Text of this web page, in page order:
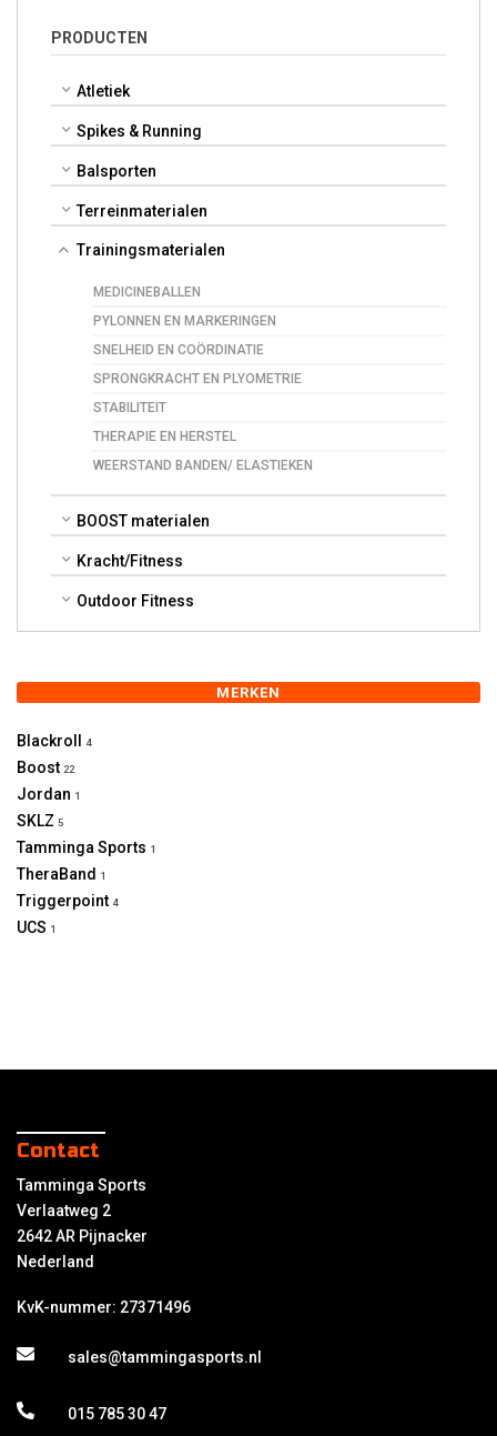
PRODUCTEN
Atletiek
Spikes & Running
Balsporten
Terreinmaterialen
Trainingsmaterialen
MEDICINEBALLEN
PYLONNEN EN MARKERINGEN
SNELHEID EN COÖRDINATIE
SPRONGKRACHT EN PLYOMETRIE
STABILITEIT
THERAPIE EN HERSTEL
WEERSTAND BANDEN/ ELASTIEKEN
BOOST materialen
Kracht/Fitness
Outdoor Fitness
MERKEN
Blackroll 4
Boost 22
Jordan 1
SKLZ 5
Tamminga Sports 1
TheraBand 1
Triggerpoint 4
UCS 1
Contact
Tamminga Sports
Verlaatweg 2
2642 AR Pijnacker
Nederland
KvK-nummer: 27371496
sales@tammingasports.nl
015 785 30 47